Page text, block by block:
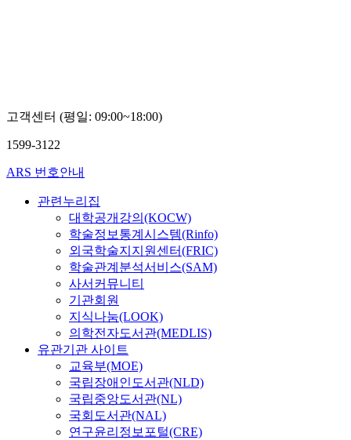
고객센터 (평일: 09:00~18:00)
1599-3122
ARS 번호안내
관련누리집
대학공개강의(KOCW)
학술정보통계시스템(Rinfo)
외국학술지지원센터(FRIC)
학술관계분석서비스(SAM)
사서커뮤니티
기관회원
지식나눔(LOOK)
의학전자도서관(MEDLIS)
유관기관 사이트
교육부(MOE)
국립장애인도서관(NLD)
국립중앙도서관(NL)
국회도서관(NAL)
연구윤리정보포털(CRE)